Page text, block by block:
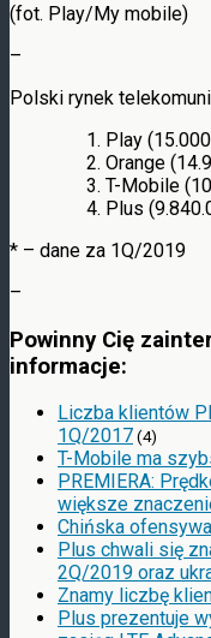
(fot. Play/My mobile)
–
Polski rynek
Play
Orange
T-Mobile
Plus
* – dane za 1Q/2019
–
Powinny Cię
informacje:
Liczba klientów
1Q/2017 (4)
T-Mobile ma
PREMIERA:
większe
Chińska ofensywa
Plus chwali się
2Q/2019 oraz
Znamy liczbę
Plus prezentuje